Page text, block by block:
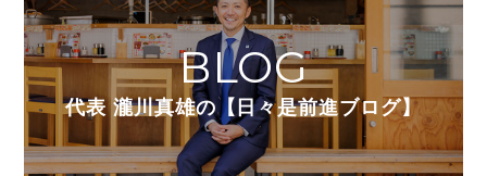
BLOG
代表 瀧川真雄の【日々是前進ブログ】